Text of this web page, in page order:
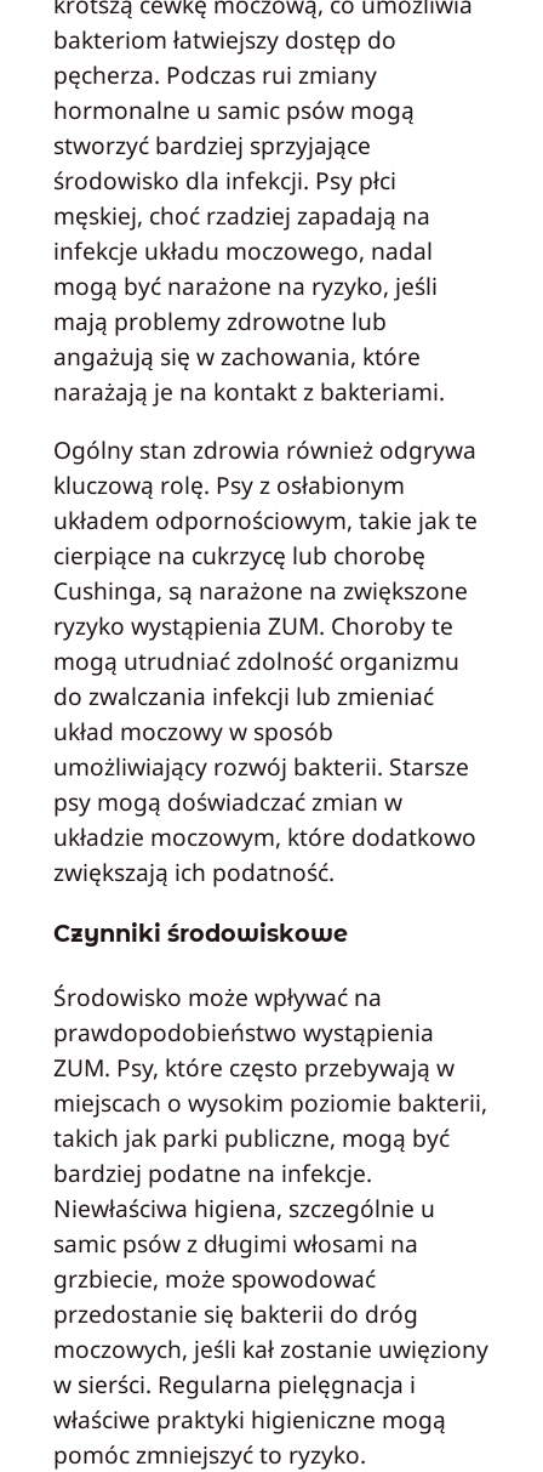
bakteriom łatwiejszy dostęp do
pęcherza. Podczas rui zmiany
hormonalne u samic psów mogą
stworzyć bardziej sprzyjające
środowisko dla infekcji. Psy płci
męskiej, choć rzadziej zapadają na
infekcje układu moczowego, nadal
mogą być narażone na ryzyko, jeśli
mają problemy zdrowotne lub
angażują się w zachowania, które
narażają je na kontakt z bakteriami.
Ogólny stan zdrowia również odgrywa
kluczową rolę. Psy z osłabionym
układem odpornościowym, takie jak te
cierpiące na cukrzycę lub chorobę
Cushinga, są narażone na zwiększone
ryzyko wystąpienia ZUM. Choroby te
mogą utrudniać zdolność organizmu
do zwalczania infekcji lub zmieniać
układ moczowy w sposób
umożliwiający rozwój bakterii. Starsze
psy mogą doświadczać zmian w
układzie moczowym, które dodatkowo
zwiększają ich podatność.
Czynniki środowiskowe
Środowisko może wpływać na
prawdopodobieństwo wystąpienia
ZUM. Psy, które często przebywają w
miejscach o wysokim poziomie bakterii,
takich jak parki publiczne, mogą być
bardziej podatne na infekcje.
Niewłaściwa higiena, szczególnie u
samic psów z długimi włosami na
grzbiecie, może spowodować
przedostanie się bakterii do dróg
moczowych, jeśli kał zostanie uwięziony
w sierści. Regularna pielęgnacja i
właściwe praktyki higieniczne mogą
pomóc zmniejszyć to ryzyko.